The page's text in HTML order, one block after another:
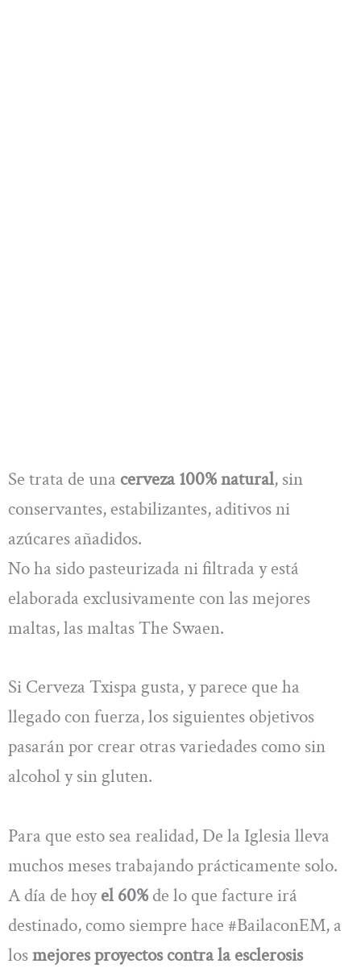
Se trata de una cerveza 100% natural, sin
conservantes, estabilizantes, aditivos ni
azúcares añadidos.
No ha sido pasteurizada ni filtrada y está
elaborada exclusivamente con las mejores
maltas, las maltas The Swaen.
Si Cerveza Txispa gusta, y parece que ha
llegado con fuerza, los siguientes objetivos
pasarán por crear otras variedades como sin
alcohol y sin gluten.
Para que esto sea realidad, De la Iglesia lleva
muchos meses trabajando prácticamente solo.
A día de hoyel 60% de lo que facture irá
destinado, como siempre hace #BailaconEM, a
losmejores proyectos contra la esclerosis